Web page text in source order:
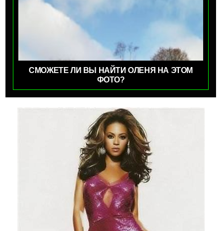
СМОЖЕТЕ ЛИ ВЫ НАЙТИ ОЛЕНЯ НА ЭТОМ
ФОТО?